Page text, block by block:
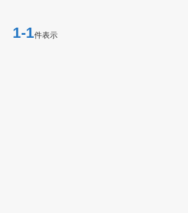
1-1件表示